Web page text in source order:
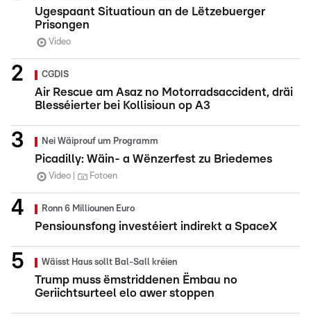
Ugespaant Situatioun an de Lëtzebuerger
Prisongen
Video
CGDIS
Air Rescue am Asaz no Motorradsaccident, dräi
Blesséierter bei Kollisioun op A3
Nei Wäiprouf um Programm
Picadilly: Wäin- a Wënzerfest zu Briedemes
Video Fotoen
Ronn 6 Milliounen Euro
Pensiounsfong investéiert indirekt a SpaceX
Wäisst Haus sollt Bal-Sall kréien
Trump muss ëmstriddenen Ëmbau no
Geriichtsurteel elo awer stoppen